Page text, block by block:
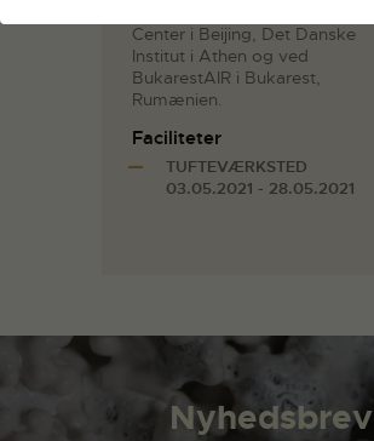
Center i Beijing, Det Danske
Institut i Athen og ved
BukarestAIR i Bukarest,
Rumænien.
Faciliteter
TUFTEVÆRKSTED
03.05.2021 - 28.05.2021
Nyhedsbrev